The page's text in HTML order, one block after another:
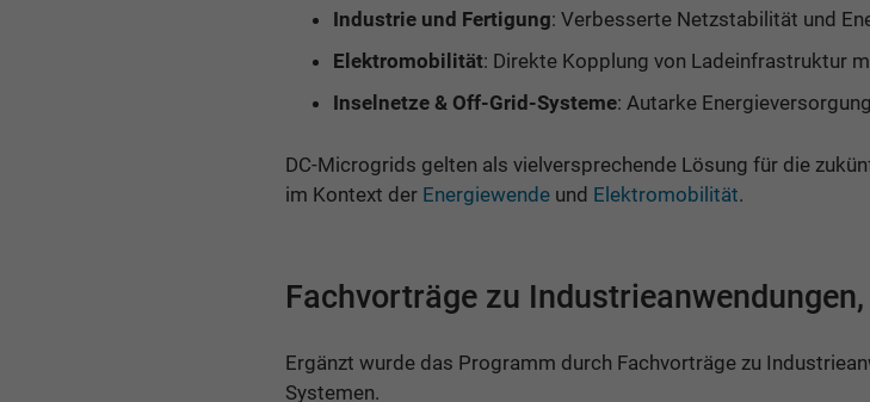
Industrie und Fertigung: Verbesserte Netzstabilität und
Elektromobilität: Direkte Kopplung von Ladeinfrastruktur
Inselnetze & Off-Grid-Systeme: Autarke
DC-Microgrids gelten als vielversprechende Lösung für die
im Kontext der Energiewende und Elektromobilität.
Fachvorträge zu
Ergänzt wurde das Programm durch Fachvorträge zu
Systemen.